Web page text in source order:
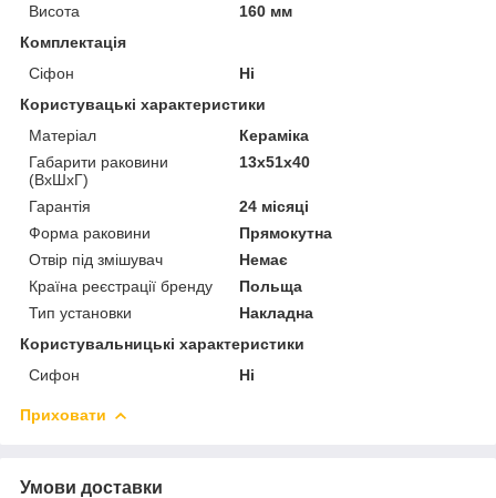
Висота
160 мм
Комплектація
Сіфон
Ні
Користувацькi характеристики
Матеріал
Кераміка
Габарити раковини
(ВхШхГ)
13x51x40
Гарантія
24 місяці
Форма раковини
Прямокутна
Отвір під змішувач
Немає
Країна реєстрації бренду
Польща
Тип установки
Накладна
Користувальницькі характеристики
Сифон
Ні
Приховати
Умови доставки